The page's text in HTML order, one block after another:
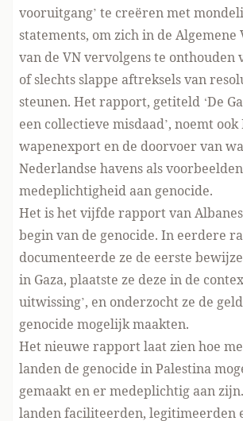
vooruitgang’ te creëren met
statements, om zich in de Algemene
van de VN vervolgens te onthouden
of slechts slappe aftreksels van
steunen. Het rapport, getiteld ‘De
een collectieve misdaad’, noemt
wapenexport en de doorvoer van
Nederlandse havens als
medeplichtigheid aan genocide.
Het is hetvijfde rapportvan
begin van de genocide. In eerdere
documenteerde ze de eerste
in Gaza, plaatste ze deze in de
uitwissing’, en onderzocht ze de
genocide mogelijk maakten.
Het nieuwe rapport laat zien hoe
landen de genocide in Palestina
gemaakt en er medeplichtig aan
landen faciliteerden, legitimeerden